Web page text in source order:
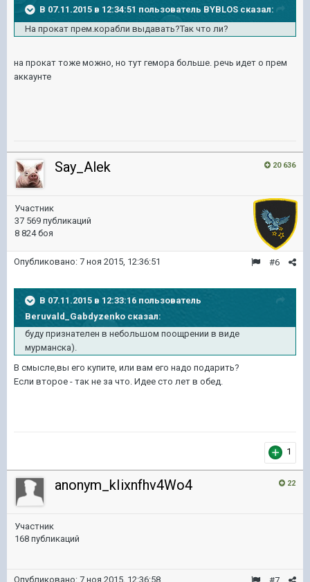
В 07.11.2015 в 12:34:51 пользователь BYBLOS сказал:
На прокат прем.корабли выдавать?Так что ли?
на прокат тоже можно, но тут гемора больше. речь идет о прем
аккаунте
20 636
Say_Alek
Участник
37 569 публикаций
8 824 боя
#6
Опубликовано: 7 ноя 2015, 12:36:51
В 07.11.2015 в 12:33:16 пользователь
Beruvald_Gabdyzenko сказал:
буду признателен в небольшом поощрении в виде
мурманска).
В смысле,вы его купите, или вам его надо подарить?
Если второе - так не за что. Идее сто лет в обед.
1
22
anonym_kIixnfhv4Wo4
Участник
168 публикаций
Опубликовано: 7 ноя 2015, 12:36:58